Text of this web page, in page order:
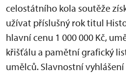
celostátního kola soutěže
užívat příslušný rok titul
hlavní cenu 1 000 000 Kč,
křišťálu a pamětní grafický
umělců. Slavnostní